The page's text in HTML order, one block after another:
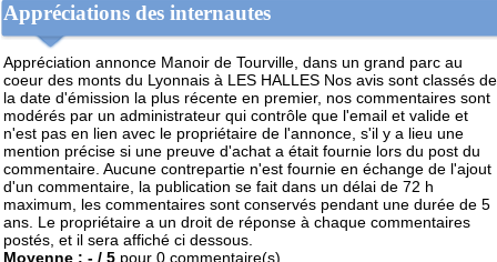
Appréciations des internautes
Appréciation annonce Manoir de Tourville, dans un grand parc au
coeur des monts du Lyonnais à LES HALLES Nos avis sont classés de
la date d'émission la plus récente en premier, nos commentaires sont
modérés par un administrateur qui contrôle que l'email et valide et
n'est pas en lien avec le propriétaire de l'annonce, s'il y a lieu une
mention précise si une preuve d'achat a était fournie lors du post du
commentaire. Aucune contrepartie n'est fournie en échange de l'ajout
d'un commentaire, la publication se fait dans un délai de 72 h
maximum, les commentaires sont conservés pendant une durée de 5
ans. Le propriétaire a un droit de réponse à chaque commentaires
postés, et il sera affiché ci dessous.
Moyenne : - / 5 pour 0 commentaire(s)